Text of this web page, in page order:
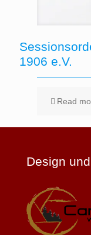
1906 e.V.
Read
Design